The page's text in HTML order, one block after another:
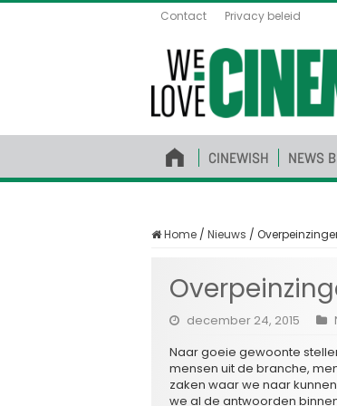
Contact Privacy beleid
CINEWISH NEWS
Home / Nieuws /
december 24, 2015
Naar goeie gewoonte
mensen uit de branche,
zaken waar we naar
we al de antwoorden